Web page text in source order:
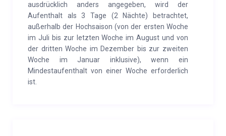
ausdrücklich anders angegeben, wird der
Aufenthalt als 3 Tage (2 Nächte) betrachtet,
außerhalb der Hochsaison (von der ersten Woche
im Juli bis zur letzten Woche im August und von
der dritten Woche im Dezember bis zur zweiten
Woche im Januar inklusive), wenn ein
Mindestaufenthalt von einer Woche erforderlich
ist.